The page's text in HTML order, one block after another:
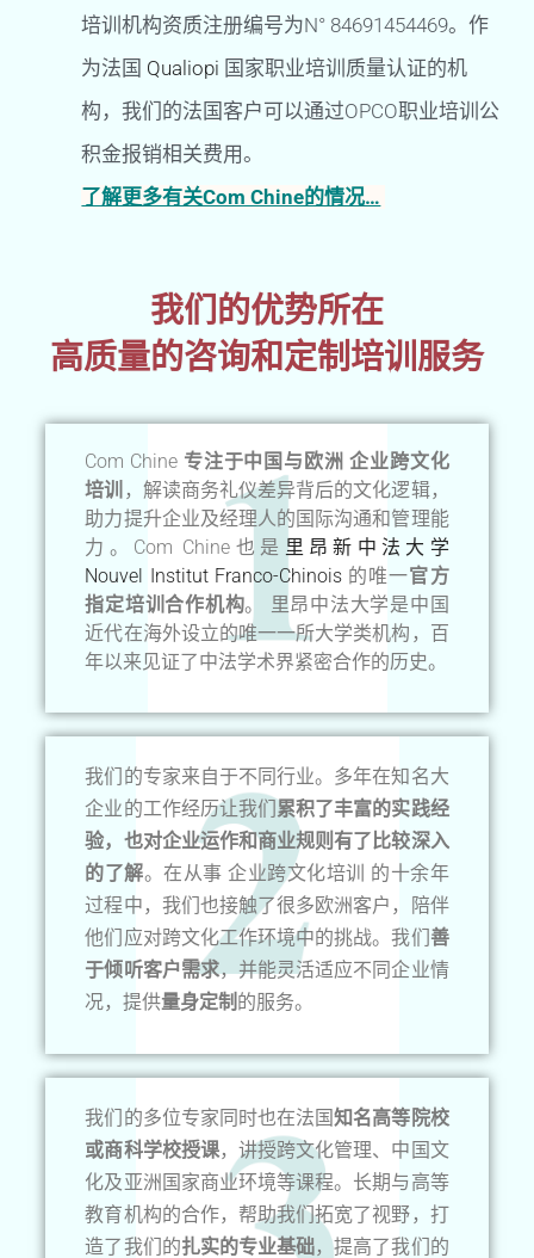
培训机构资质注册编号为N° 84691454469。作
为法国 Qualiopi 国家职业培训质量认证的机
构，我们的法国客户可以通过OPCO职业培训公
积金报销相关费用。
了解更多有关Com Chine的情况…
我们的优势所在
高质量的咨询和定制培训服务
Com Chine 专注于中国与欧洲 企业跨文化
培训 ，解读商务礼仪差异背后的文化逻辑，
助力提升企业及经理人的国际沟通和管理能
力。Com Chine也是 里昂新中法大学
Nouvel Institut Franco-Chinois 的唯一官方
指定培训合作机构。 里昂中法大学是中国
近代在海外设立的唯一一所大学类机构，百
年以来见证了中法学术界紧密合作的历史。
我们的专家来自于不同行业。多年在知名大
企业的工作经历让我们累积了丰富的实践经
验，也对企业运作和商业规则有了比较深入
的了解。在从事 企业跨文化培训 的十余年
过程中，我们也接触了很多欧洲客户，陪伴
他们应对跨文化工作环境中的挑战。我们善
于倾听客户需求，并能灵活适应不同企业情
况，提供量身定制 的服务。
我们的多位专家同时也在法国知名高等院校
或商科学校授课，讲授跨文化管理、中国文
化及亚洲国家商业环境等课程。长期与高等
教育机构的合作，帮助我们拓宽了视野，打
造了我们的扎实的专业基础，提高了我们的